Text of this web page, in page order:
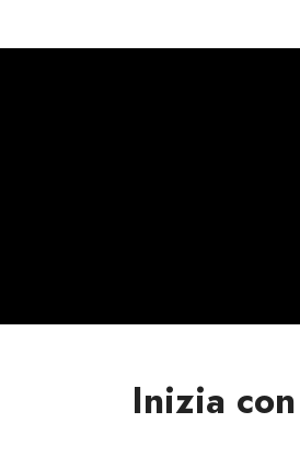
Inizia